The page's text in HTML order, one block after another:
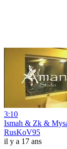
3:10
Ismah & Zk &
RusKoV95
il y a 17 ans